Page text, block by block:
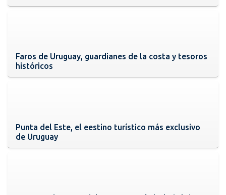
Faros de Uruguay, guardianes de la costa y tesoros
históricos
Punta del Este, el eestino turístico más exclusivo
de Uruguay